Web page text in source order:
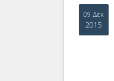
09 Δεκ
2015